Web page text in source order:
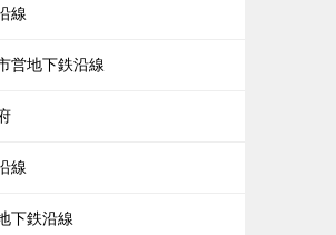
線
営地下鉄沿線
線
下鉄沿線